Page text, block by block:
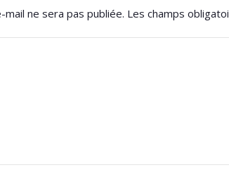
ne sera pas publiée. Les champs